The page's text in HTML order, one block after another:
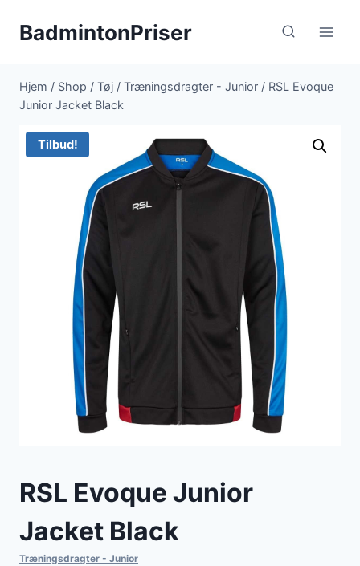
BadmintonPriser
Hjem / Shop / Tøj / Træningsdragter - Junior / RSL Evoque
Junior Jacket Black
Tilbud!
RSL Evoque Junior
Jacket Black
Træningsdragter - Junior